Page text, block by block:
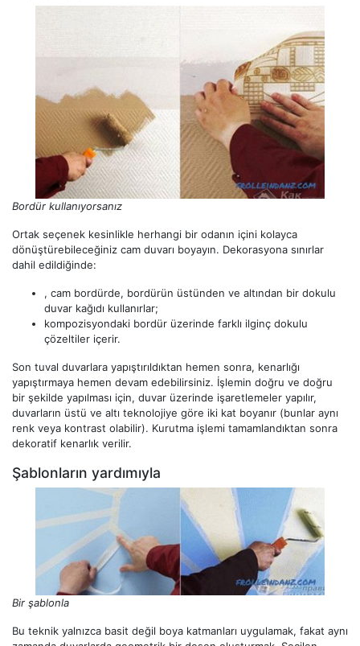
Bordür kullanıyorsanız
Ortak seçenek kesinlikle herhangi bir odanın içini kolayca
dönüştürebileceğiniz cam duvarı boyayın. Dekorasyona sınırlar
dahil edildiğinde:
, cam bordürde, bordürün üstünden ve altından bir dokulu
duvar kağıdı kullanırlar;
kompozisyondaki bordür üzerinde farklı ilginç dokulu
çözeltiler içerir.
Son tuval duvarlara yapıştırıldıktan hemen sonra, kenarlığı
yapıştırmaya hemen devam edebilirsiniz. İşlemin doğru ve doğru
bir şekilde yapılması için, duvar üzerinde işaretlemeler yapılır,
duvarların üstü ve altı teknolojiye göre iki kat boyanır (bunlar aynı
renk veya kontrast olabilir). Kurutma işlemi tamamlandıktan sonra
dekoratif kenarlık verilir.
Şablonların yardımıyla
Bir şablonla
Bu teknik yalnızca basit değil boya katmanları uygulamak, fakat aynı